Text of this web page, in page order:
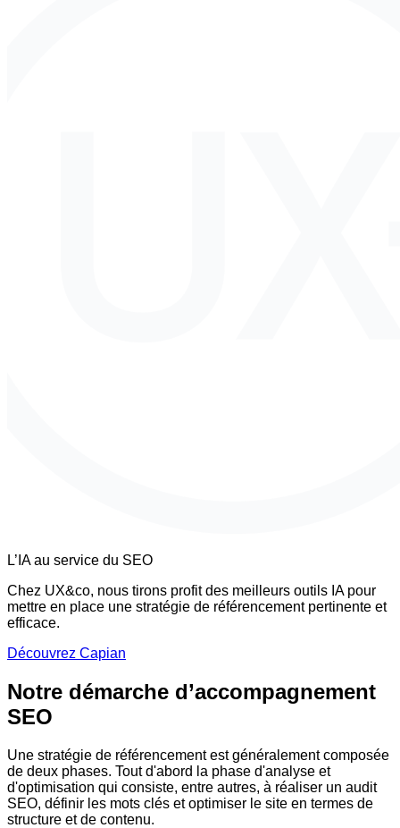
L’IA au service du SEO
Chez UX&co, nous tirons profit des meilleurs outils IA pour
mettre en place une stratégie de référencement pertinente et
efficace.
Découvrez Capian
Notre démarche d’accompagnement
SEO
Une stratégie de référencement est généralement composée
de deux phases. Tout d'abord la phase d'analyse et
d'optimisation qui consiste, entre autres, à réaliser un audit
SEO, définir les mots clés et optimiser le site en termes de
structure et de contenu.